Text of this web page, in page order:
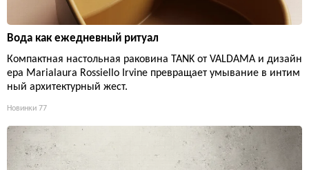
Вода как ежедневный ритуал
Компактная настольная раковина TANK от VALDAMA и дизайн
ера Marialaura Rossiello Irvine превращает умывание в интим
ный архитектурный жест.
Новинки 77